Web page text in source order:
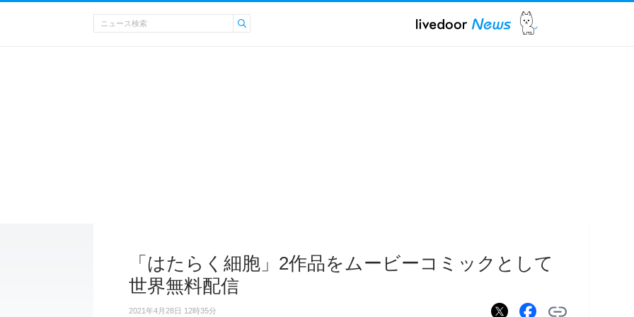
「はたらく細胞」2作品をムービーコミックとして
世界無料配信
2021年4月28日 12時35分